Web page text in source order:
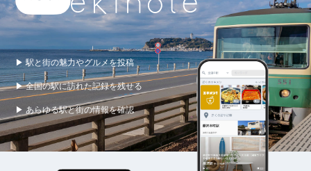
▶ 駅と街の魅力やグルメを投稿
▶ 全国の駅に訪れた記録を残せる
▶ あらゆる駅と街の情報を確認